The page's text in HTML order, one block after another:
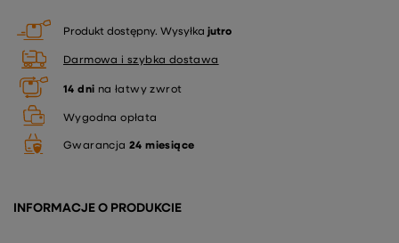
Produkt dostępny Wysyłka jutro
Darmowa i szybka dostawa
14 dni na łatwy zwrot
Wygodna opłata
Gwarancja 24 miesiące
INFORMACJE O PRODUKCIE